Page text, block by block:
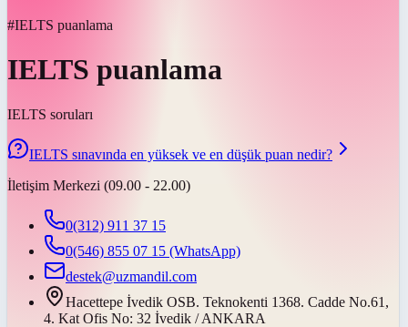
#IELTS puanlama
IELTS puanlama
IELTS soruları
IELTS sınavında en yüksek ve en düşük puan nedir?
İletişim Merkezi (09.00 - 22.00)
0(312) 911 37 15
0(546) 855 07 15 (WhatsApp)
destek@uzmandil.com
Hacettepe İvedik OSB. Teknokenti 1368. Cadde No.61,
4. Kat Ofis No: 32 İvedik / ANKARA